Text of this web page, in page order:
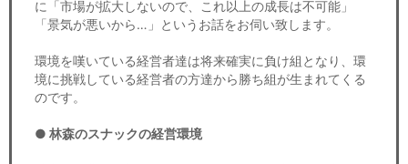
飲食店情報
に「市場が拡大しないので、これ以上の成長は不可能」
「景気が悪いから…」というお話をお伺い致します。
環境を嘆いている経営者達は将来確実に負け組となり、環
境に挑戦している経営者の方達から勝ち組が生まれてくる
のです。
● 林森のスナックの経営環境